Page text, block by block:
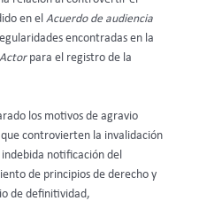
en el Acuerdo de audiencia
encontradas en la
Actorpara el registro de la
los motivos de agravio
que controvierten la invalidación
notificación del
de principios de derecho y
de definitividad,